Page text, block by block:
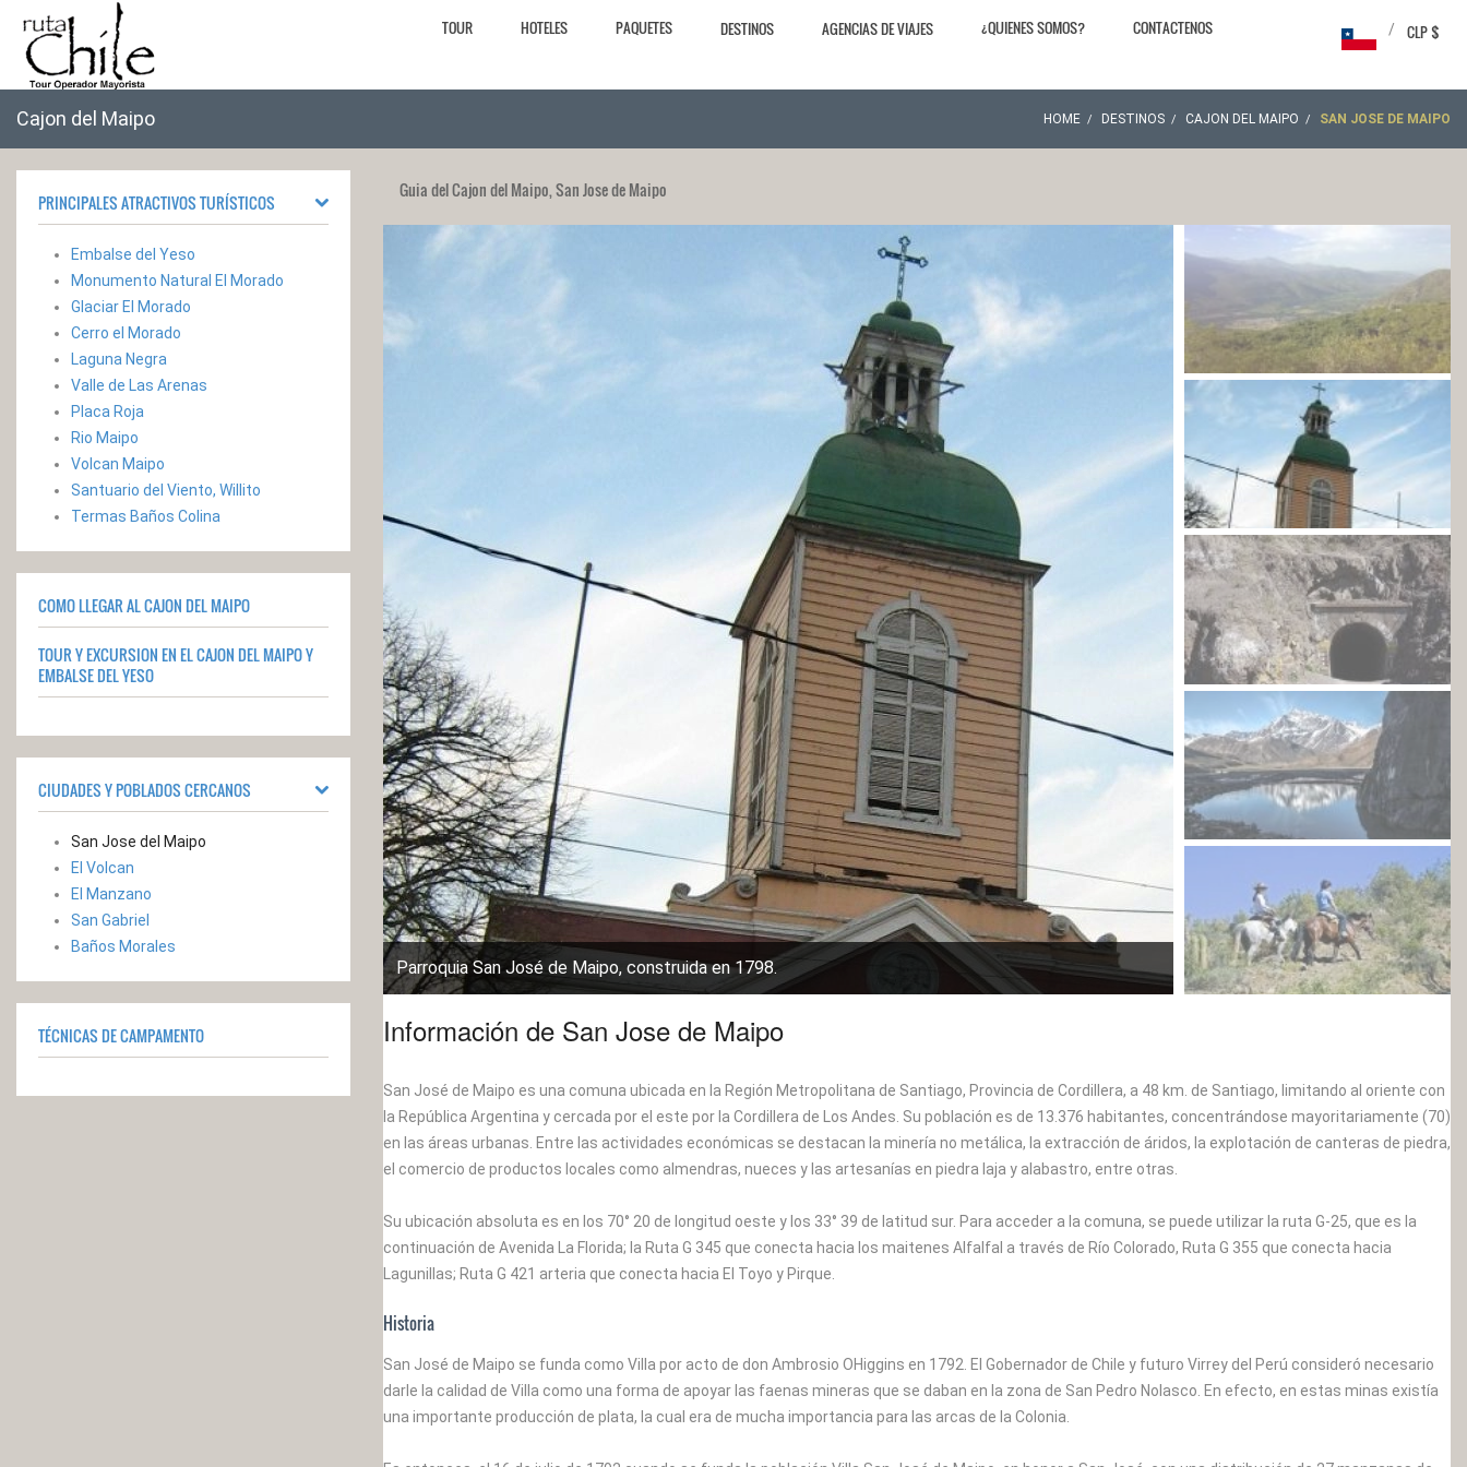
TOUR HOTELES PAQUETES DESTINOS AGENCIAS DE VIAJES ¿QUIENES SOMOS? CONTACTENOS CLP $
/
Cajon del Maipo HOME DESTINOS CAJON DEL MAIPO SAN JOSE DE MAIPO
PRINCIPALES ATRACTIVOS TURÍSTICOS
Embalse del Yeso
Monumento Natural El Morado
Glaciar El Morado
Cerro el Morado
Laguna Negra
Valle de Las Arenas
Placa Roja
Rio Maipo
Volcan Maipo
Santuario del Viento, Willito
Termas Baños Colina
COMO LLEGAR AL CAJON DEL MAIPO
TOUR Y EXCURSION EN EL CAJON DEL MAIPO Y
EMBALSE DEL YESO
CIUDADES Y POBLADOS CERCANOS
San Jose del Maipo
El Volcan
El Manzano
San Gabriel
Baños Morales
TÉCNICAS DE CAMPAMENTO
Guia del Cajon del Maipo, San Jose de Maipo
Parroquia San José de Maipo, construida en 1798.
Información de San Jose de Maipo
San José de Maipo es una comuna ubicada en la Región Metropolitana de Santiago, Provincia de Cordillera, a 48 km. de Santiago, limitando al oriente con
la República Argentina y cercada por el este por la Cordillera de Los Andes. Su población es de 13.376 habitantes, concentrándose mayoritariamente (70)
en las áreas urbanas. Entre las actividades económicas se destacan la minería no metálica, la extracción de áridos, la explotación de canteras de piedra,
el comercio de productos locales como almendras, nueces y las artesanías en piedra laja y alabastro, entre otras.
Su ubicación absoluta es en los 70° 20 de longitud oeste y los 33° 39 de latitud sur. Para acceder a la comuna, se puede utilizar la ruta G-25, que es la
continuación de Avenida La Florida; la Ruta G 345 que conecta hacia los maitenes Alfalfal a través de Río Colorado, Ruta G 355 que conecta hacia
Lagunillas; Ruta G 421 arteria que conecta hacia El Toyo y Pirque.
Historia
San José de Maipo se funda como Villa por acto de don Ambrosio OHiggins en 1792. El Gobernador de Chile y futuro Virrey del Perú consideró necesario
darle la calidad de Villa como una forma de apoyar las faenas mineras que se daban en la zona de San Pedro Nolasco. En efecto, en estas minas existía
una importante producción de plata, la cual era de mucha importancia para las arcas de la Colonia.